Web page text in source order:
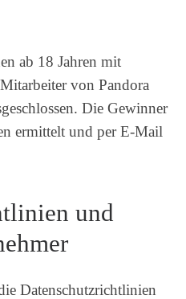
ab 18 Jahren mit
von Pandora
Die Gewinner
ermittelt und per E-Mail
und
Datenschutzrichtlinien